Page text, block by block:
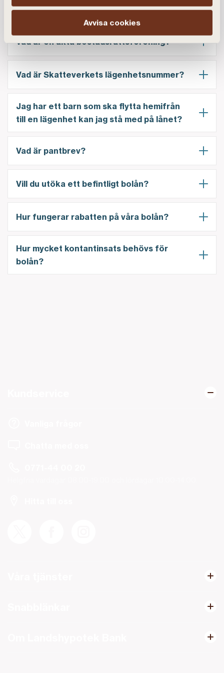
Avvisa cookies
Hur får man ett lägenhetsutdrag?
Vad är en äkta bostadsrättsförening?
Vad är Skatteverkets lägenhetsnummer?
Jag har ett barn som ska flytta hemifrån
till en lägenhet kan jag stå med på lånet?
Vad är pantbrev?
Vill du utöka ett befintligt bolån?
Hur fungerar rabatten på våra bolån?
Hur mycket kontantinsats behövs för
bolån?